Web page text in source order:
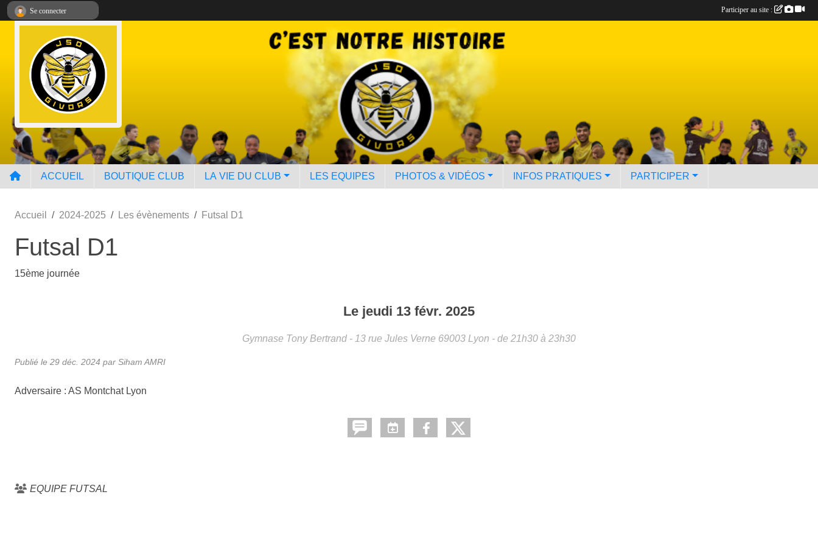
ACCUEIL BOUTIQUE CLUB LA VIE DU CLUB LES EQUIPES PHOTOS & VIDÉOS INFOS PRATIQUES PARTICIPER
Accueil 2024-2025 Les évènements Futsal D1
Futsal D1
15ème journée
Le jeudi 13 févr. 2025
Gymnase Tony Bertrand - 13 rue Jules Verne 69003 Lyon - de 21h30 à 23h30
Publié le 29 déc. 2024 par Siham AMRI
Adversaire : AS Montchat Lyon
EQUIPE FUTSAL
Se connecter Participer au site :
Panneau de gestion des cookies